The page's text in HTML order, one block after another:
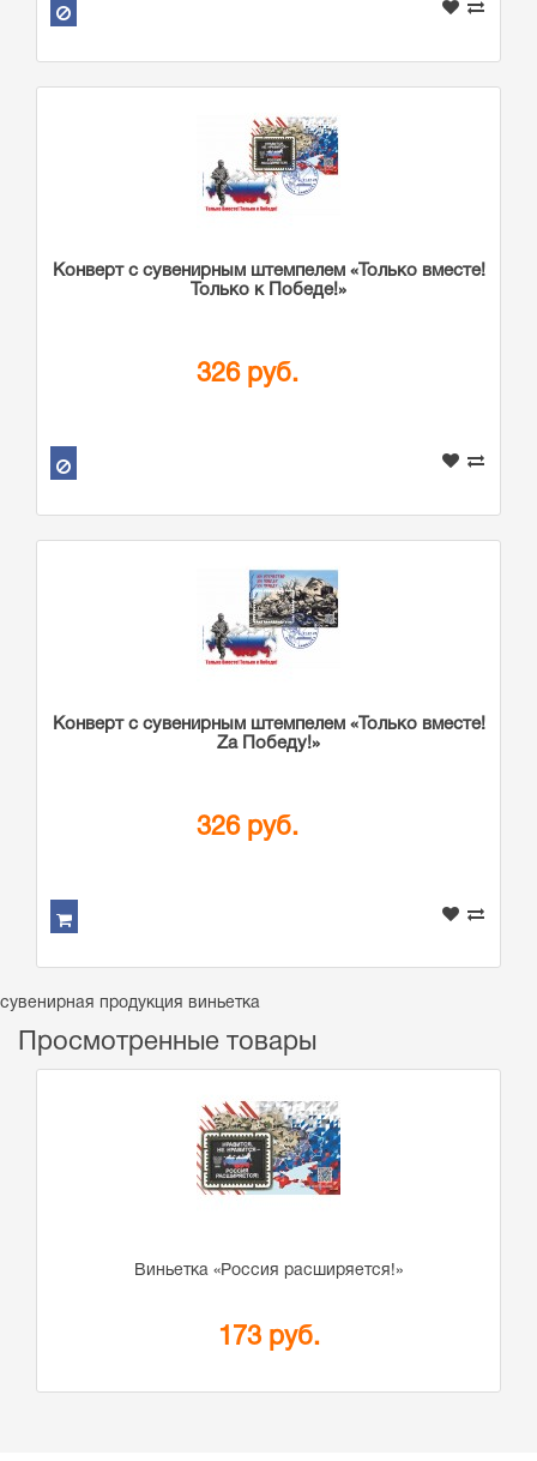
Конверт с сувенирным штемпелем «Только вместе!
Только к Победе!»
326 руб.
Конверт с сувенирным штемпелем «Только вместе!
Zа Победу!»
326 руб.
сувенирная продукция виньетка
Просмотренные товары
Виньетка «Россия расширяется!»
173 руб.